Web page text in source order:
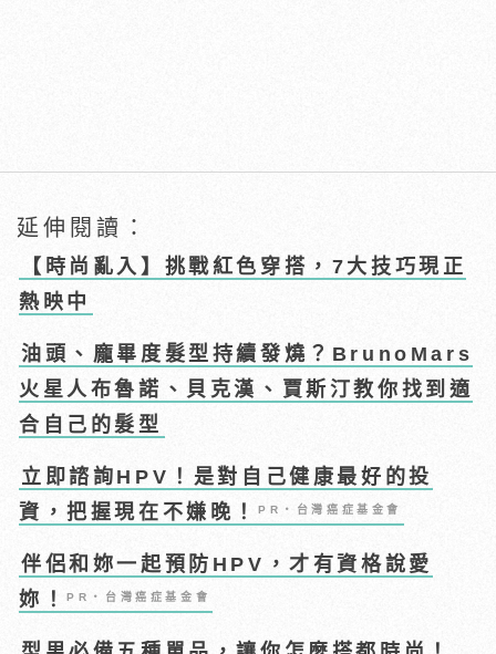
延伸閱讀：
【時尚亂入】挑戰紅色穿搭，7大技巧現正
熱映中
油頭、龐畢度髮型持續發燒？BrunoMars
火星人布魯諾、貝克漢、賈斯汀教你找到適
合自己的髮型
立即諮詢HPV！是對自己健康最好的投
資，把握現在不嫌晚！PR・台灣癌症基金會
伴侶和妳一起預防HPV，才有資格說愛
妳！PR・台灣癌症基金會